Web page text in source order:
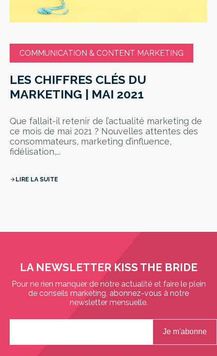
COMMUNICATION & CONTENT MARKETING
LES CHIFFRES CLÉS DU
MARKETING | MAI 2021
Que fallait-il retenir de l’actualité marketing de
ce mois de mai 2021 ? Nouvelles attentes des
consommateurs, marketing d’influence,
fidélisation,...
arrow_forward LIRE LA SUITE
LA NEWSLETTER KISS THE BRIDE
Pour ne rien manquer de notre actualité et faire le plein
de conseils marketing, abonnez-vous à notre
newsletter mensuelle.